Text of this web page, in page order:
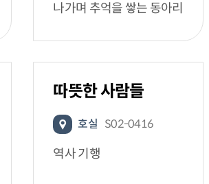
나가며 추억을 쌓는 동아리
따뜻한 사람들
호실 S02-0416
역사 기행